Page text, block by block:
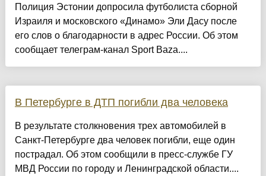
Полиция Эстонии допросила футболиста сборной
Израиля и московского «Динамо» Эли Дасу после
его слов о благодарности в адрес России. Об этом
сообщает телеграм-канал Sport Baza....
В Петербурге в ДТП погибли два человека
В результате столкновения трех автомобилей в
Санкт-Петербурге два человек погибли, еще один
пострадал. Об этом сообщили в пресс-службе ГУ
МВД России по городу и Ленинградской области....